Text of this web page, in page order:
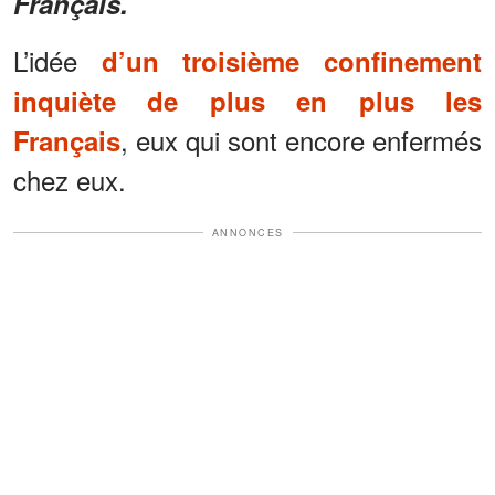
L’idée d’un troisième confinement
inquiète de plus en plus les
Français, eux qui sont encore enfermés
chez eux.
ANNONCES